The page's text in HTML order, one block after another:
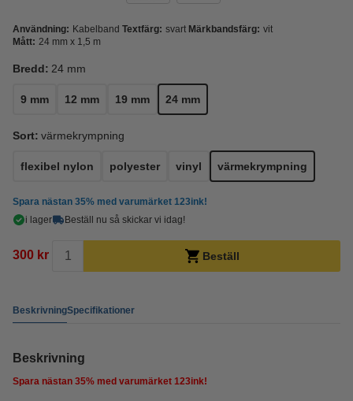
Användning: Kabelband Textfärg: svart Märkbandsfärg: vit
Mått: 24 mm x 1,5 m
Bredd: 24 mm
9 mm 12 mm 19 mm 24 mm
Sort: värmekrympning
flexibel nylon polyester vinyl värmekrympning
Spara nästan 35% med varumärket 123ink!
i lager
Beställ nu så skickar vi idag!
300 kr Beställ
BeskrivningSpecifikationer
Beskrivning
Spara nästan 35% med varumärket 123ink!